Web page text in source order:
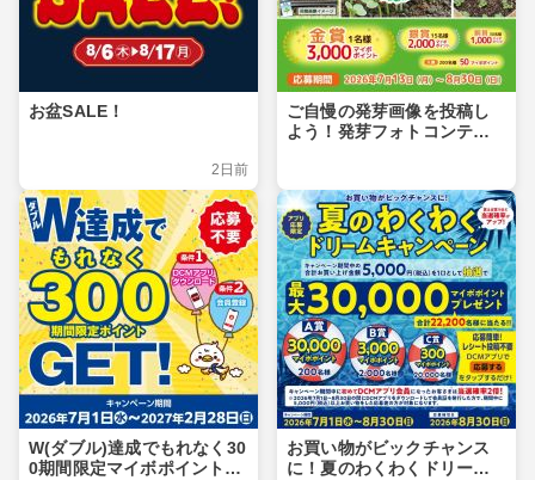
お盆SALE！
2日前
ご自慢の発芽画像を投稿し
よう！発芽フォトコンテス
W(ダブル)達成でもれなく30
0期間限定マイボポイントG
お買い物がビックチャンス
に！夏のわくわくドリーム